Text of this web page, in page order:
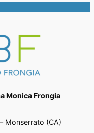
Monica Frongia
Monserrato (CA)